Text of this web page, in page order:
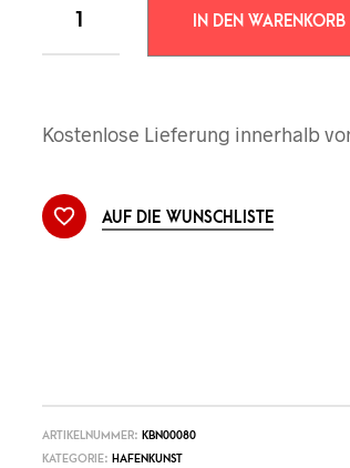
Dekorationsartikel gehören nicht zum
IN DEN WARENKORB
Kostenlose Lieferung innerhalb
AUF DIE WUNSCHLISTE
ARTIKELNUMMER: KBN00080
KATEGORIE: HAFENKUNST